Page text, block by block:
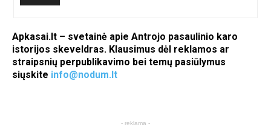
Apkasai.lt – svetainė apie Antrojo pasaulinio karo
istorijos skeveldras. Klausimus dėl reklamos ar
straipsnių perpublikavimo bei temų pasiūlymus
siųskite info@nodum.lt
- reklama -